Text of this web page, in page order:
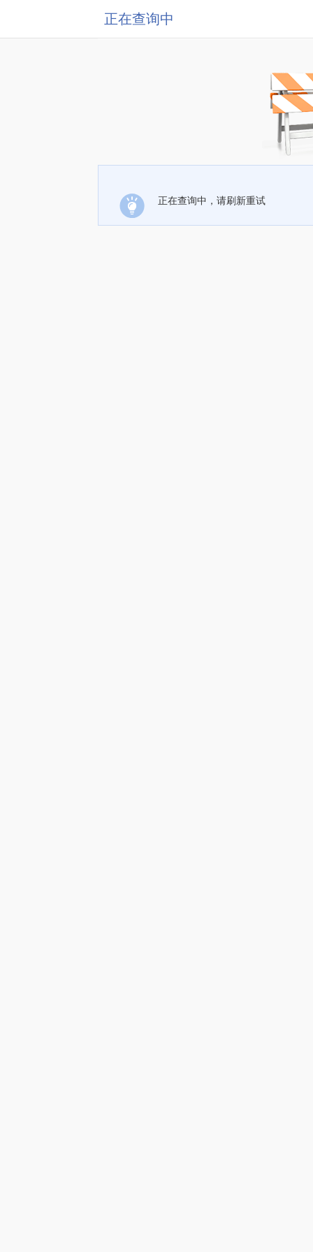
正在查询中
正在查询中，请刷新重试